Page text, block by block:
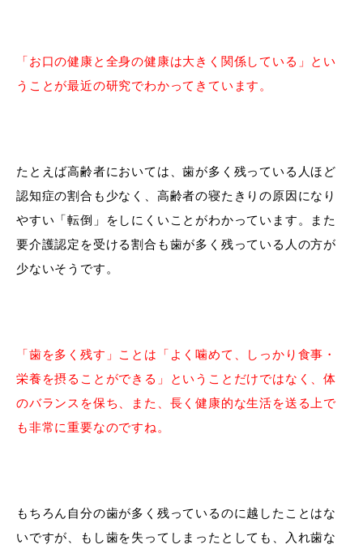
「お口の健康と全身の健康は大きく関係している」とい
うことが最近の研究でわかってきています。
たとえば高齢者においては、歯が多く残っている人ほど
認知症の割合も少なく、高齢者の寝たきりの原因になり
やすい「転倒」をしにくいことがわかっています。また
要介護認定を受ける割合も歯が多く残っている人の方が
少ないそうです。
「歯を多く残す」ことは「よく噛めて、しっかり食事・
栄養を摂ることができる」ということだけではなく、体
のバランスを保ち、また、長く健康的な生活を送る上で
も非常に重要なのですね。
もちろん自分の歯が多く残っているのに越したことはな
いですが、もし歯を失ってしまったとしても、入れ歯な